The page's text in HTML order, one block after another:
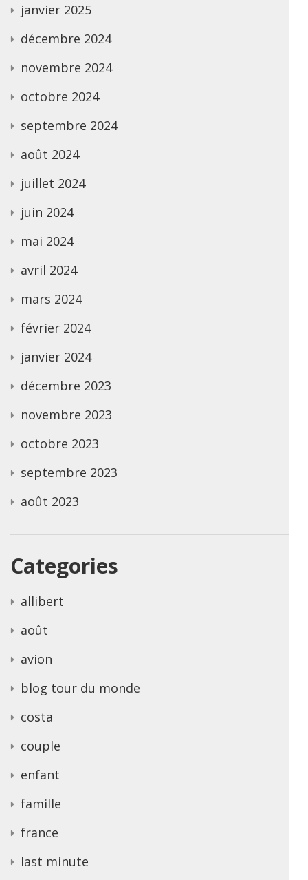
janvier 2025
décembre 2024
novembre 2024
octobre 2024
septembre 2024
août 2024
juillet 2024
juin 2024
mai 2024
avril 2024
mars 2024
février 2024
janvier 2024
décembre 2023
novembre 2023
octobre 2023
septembre 2023
août 2023
Categories
allibert
août
avion
blog tour du monde
costa
couple
enfant
famille
france
last minute